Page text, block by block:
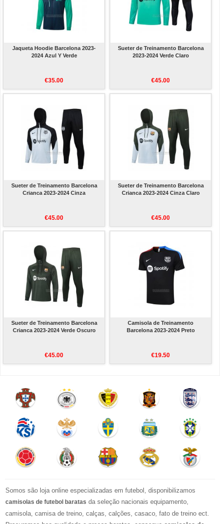
Jaqueta Hoodie Barcelona 2023-
2024 Azul Y Verde
€35.00
Sueter de Treinamento Barcelona
2023-2024 Verde Claro
€45.00
Sueter de Treinamento Barcelona
Crianca 2023-2024 Cinza
€45.00
Sueter de Treinamento Barcelona
Crianca 2023-2024 Cinza Claro
€45.00
Sueter de Treinamento Barcelona
Crianca 2023-2024 Verde Oscuro
€45.00
Camisola de Treinamento
Barcelona 2023-2024 Preto
€19.50
Somos são loja online especializadas em futebol, disponibilizamos
camisolas de futebol baratas da seleção nacionais equipamento,
camisola, camisa de treino, calças, calções, casaco, fato de treino ect.